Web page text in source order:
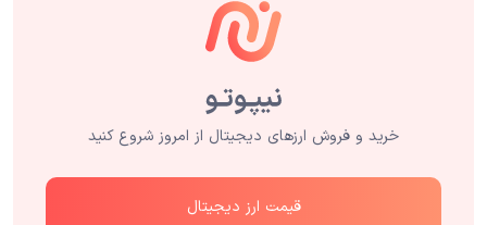
خرید و فروش ارزهای دیجیتال از امروز شروع کنید
قیمت ارز دیجیتال